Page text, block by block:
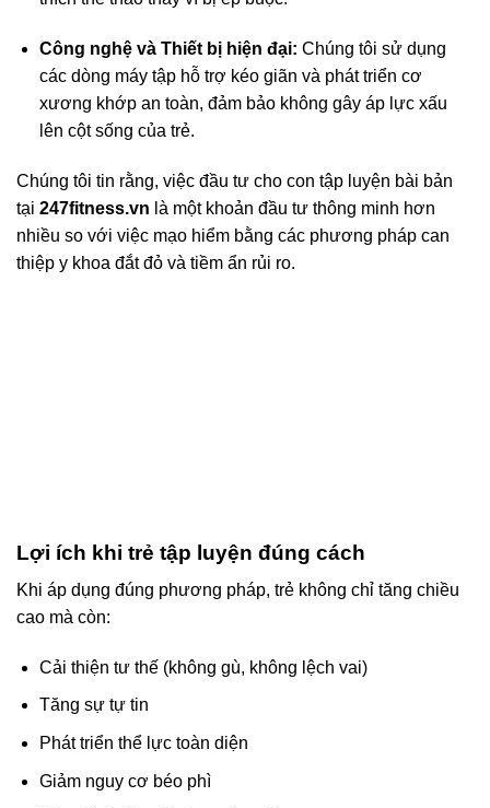
Công nghệ và Thiết bị hiện đại: Chúng tôi sử dụng
các dòng máy tập hỗ trợ kéo giãn và phát triển cơ
xương khớp an toàn, đảm bảo không gây áp lực xấu
lên cột sống của trẻ.
Chúng tôi tin rằng, việc đầu tư cho con tập luyện bài bản
tại 247fitness.vn là một khoản đầu tư thông minh hơn
nhiều so với việc mạo hiểm bằng các phương pháp can
thiệp y khoa đắt đỏ và tiềm ẩn rủi ro.
Lợi ích khi trẻ tập luyện đúng cách
Khi áp dụng đúng phương pháp, trẻ không chỉ tăng chiều
cao mà còn:
Cải thiện tư thế (không gù, không lệch vai)
Tăng sự tự tin
Phát triển thể lực toàn diện
Giảm nguy cơ béo phì